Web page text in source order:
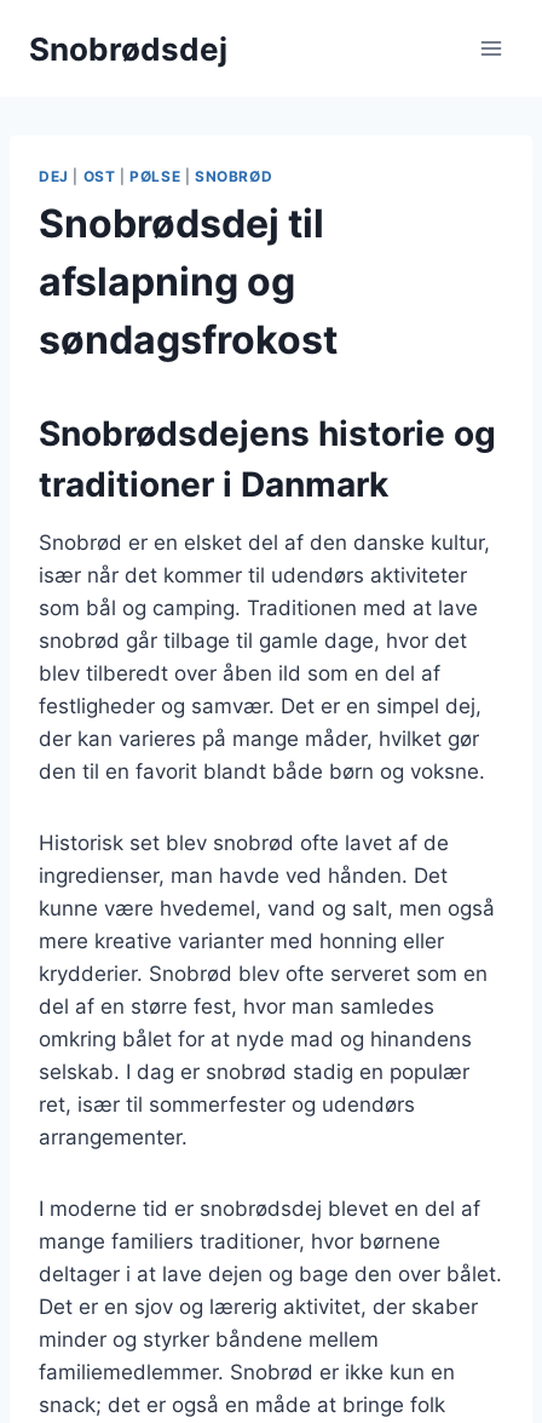
Snobrødsdej
DEJ OST |PØLSE SNOBRØD
Snobrødsdej til
afslapning og
søndagsfrokost
Snobrødsdejens historie og
traditioner i Danmark
Snobrød er en elsket del af den danske kultur,
især når det kommer til udendørs aktiviteter
som bål og camping. Traditionen med at lave
snobrød går tilbage til gamle dage, hvor det
blev tilberedt over åben ild som en del af
festligheder og samvær. Det er en simpel dej,
der kan varieres på mange måder, hvilket gør
den til en favorit blandt både børn og voksne.
Historisk set blev snobrød ofte lavet af de
ingredienser, man havde ved hånden. Det
kunne være hvedemel, vand og salt, men også
mere kreative varianter med honning eller
krydderier. Snobrød blev ofte serveret som en
del af en større fest, hvor man samledes
omkring bålet for at nyde mad og hinandens
selskab. I dag er snobrød stadig en populær
ret, især til sommerfester og udendørs
arrangementer.
I moderne tid er snobrødsdej blevet en del af
mange familiers traditioner, hvor børnene
deltager i at lave dejen og bage den over bålet.
Det er en sjov og lærerig aktivitet, der skaber
minder og styrker båndene mellem
familiemedlemmer. Snobrød er ikke kun en
snack; det er også en måde at bringe folk